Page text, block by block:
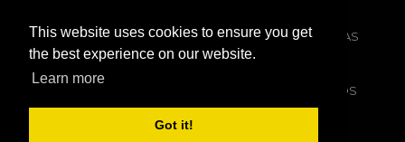
This website uses cookies to ensure you get
the best experience on our website.
Learn more
Got it!
ARTÍCULO PERROS
PROPIEDAD DE MASCOTAS
REPTILES Y ANFIBIOS
MISCELÁNEAS
GATOS